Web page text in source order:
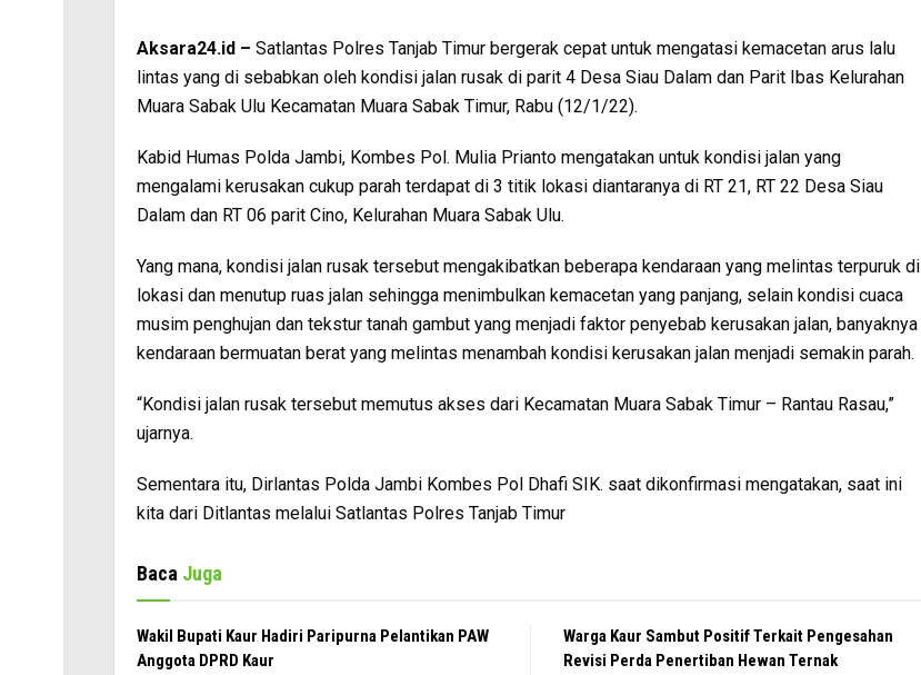
Aksara24.id – Satlantas Polres Tanjab Timur bergerak cepat untuk mengatasi kemacetan arus lalu
lintas yang di sebabkan oleh kondisi jalan rusak di parit 4 Desa Siau Dalam dan Parit Ibas Kelurahan
Muara Sabak Ulu Kecamatan Muara Sabak Timur, Rabu (12/1/22).
Kabid Humas Polda Jambi, Kombes Pol. Mulia Prianto mengatakan untuk kondisi jalan yang
mengalami kerusakan cukup parah terdapat di 3 titik lokasi diantaranya di RT 21, RT 22 Desa Siau
Dalam dan RT 06 parit Cino, Kelurahan Muara Sabak Ulu.
Yang mana, kondisi jalan rusak tersebut mengakibatkan beberapa kendaraan yang melintas terpuruk di
lokasi dan menutup ruas jalan sehingga menimbulkan kemacetan yang panjang, selain kondisi cuaca
musim penghujan dan tekstur tanah gambut yang menjadi faktor penyebab kerusakan jalan, banyaknya
kendaraan bermuatan berat yang melintas menambah kondisi kerusakan jalan menjadi semakin parah.
“Kondisi jalan rusak tersebut memutus akses dari Kecamatan Muara Sabak Timur – Rantau Rasau,”
ujarnya.
Sementara itu, Dirlantas Polda Jambi Kombes Pol Dhafi SIK. saat dikonfirmasi mengatakan, saat ini
kita dari Ditlantas melalui Satlantas Polres Tanjab Timur
Baca Juga
Wakil Bupati Kaur Hadiri Paripurna Pelantikan PAW
Anggota DPRD Kaur
Warga Kaur Sambut Positif Terkait Pengesahan
Revisi Perda Penertiban Hewan Ternak